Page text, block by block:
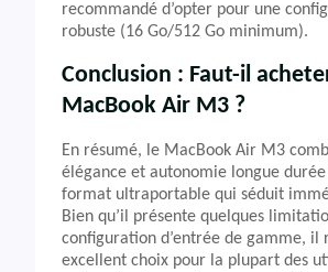
recommandé d’opter pour une
robuste (16 Go/512 Go minimum).
Conclusion : Faut-il
MacBook Air M3 ?
En résumé, le MacBook Air M3
élégance et autonomie longue durée
format ultraportable qui séduit
Bien qu’il présente quelques
configuration d’entrée de gamme, il
excellent choix pour la plupart des